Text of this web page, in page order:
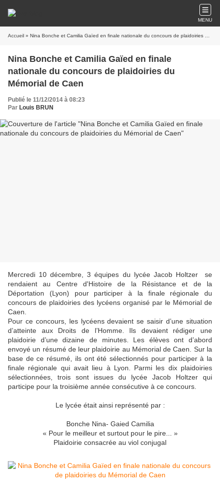
MENU
Accueil » Nina Bonche et Camilia Gaïed en finale nationale du concours de plaidoiries du Mémorial de Caen
Nina Bonche et Camilia Gaïed en finale
nationale du concours de plaidoiries du
Mémorial de Caen
Publié le 11/12/2014 à 08:23
Par Louis BRUN
Mercredi 10 décembre, 3 équipes du lycée Jacob Holtzer se
rendaient au Centre d'Histoire de la Résistance et de la
Déportation (Lyon) pour participer à la finale régionale du
concours de plaidoiries des lycéens organisé par le Mémorial de
Caen.
Pour ce concours, les lycéens devaient se saisir d’une situation
d’atteinte aux Droits de l’Homme. Ils devaient rédiger une
plaidoirie d’une dizaine de minutes. Les élèves ont d’abord
envoyé un résumé de leur plaidoirie au Mémorial de Caen. Sur la
base de ce résumé, ils ont été sélectionnés pour participer à la
finale régionale qui avait lieu à Lyon. Parmi les dix plaidoiries
sélectionnées, trois sont issues du lycée Jacob Holtzer qui
participe pour la troisième année consécutive à ce concours.
Le lycée était ainsi représenté par :
Bonche Nina- Gaied Camilia
« Pour le meilleur et surtout pour le pire... »
Plaidoirie consacrée au viol conjugal